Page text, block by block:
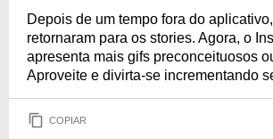
Depois de um tempo fora do
retornaram para os stories. Agora, o
apresenta mais gifs preconceituosos
Aproveite e divirta-se incrementando
COPIAR